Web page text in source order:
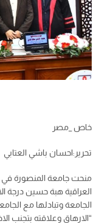
خاص _مصر
تحرير:احسان باشي العتابي
منحت جامعة المنصورة في
العراقية هبة حسين درجة
الجامعة وتبادلها مع
“الارهاق وعلاقته بتجنب